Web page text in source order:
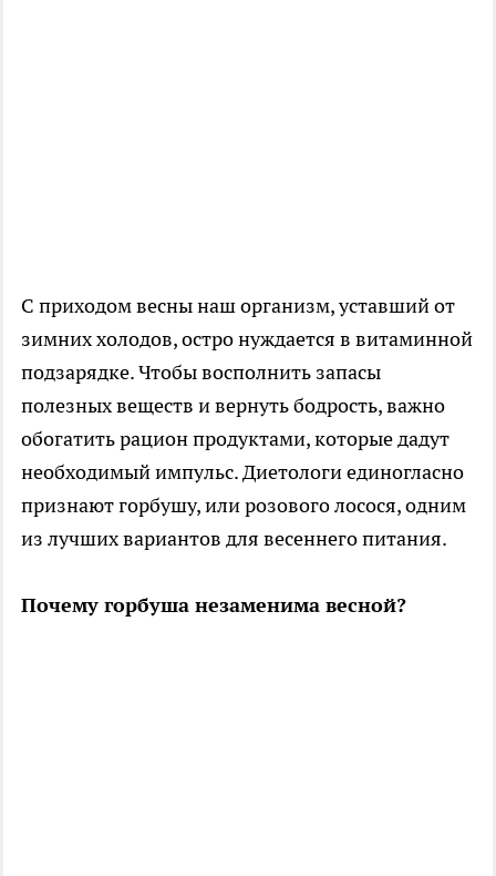
С приходом весны наш организм, уставший от
зимних холодов, остро нуждается в витаминной
подзарядке. Чтобы восполнить запасы
полезных веществ и вернуть бодрость, важно
обогатить рацион продуктами, которые дадут
необходимый импульс. Диетологи единогласно
признают горбушу, или розового лосося, одним
из лучших вариантов для весеннего питания.
Почему горбуша незаменима весной?